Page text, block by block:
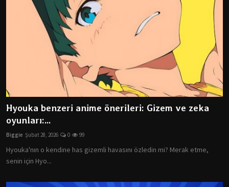
İncelemeler
Hyouka benzeri anime önerileri: Gizem ve zeka
oyunları:...
Biggie Şubat 28, 2026 0 99
Hyouka'nın o kendine has gizemli havasını özledin mi? Merak etme,
senin için Hyo...